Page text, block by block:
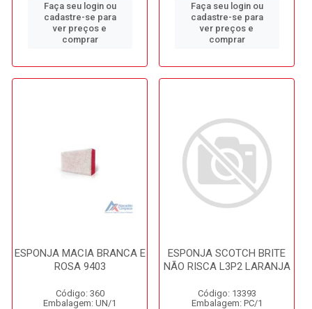
Faça seu login ou
cadastre-se para
ver preços e
comprar
Faça seu login ou
cadastre-se para
ver preços e
comprar
ESPONJA MACIA BRANCA E
ROSA 9403
Código: 360
Embalagem: UN/1
ESPONJA SCOTCH BRITE
NÃO RISCA L3P2 LARANJA
Código: 13393
Embalagem: PC/1